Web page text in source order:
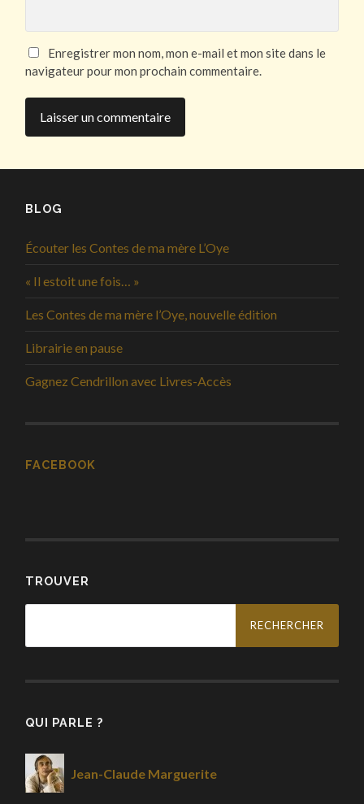
Enregistrer mon nom, mon e-mail et mon site dans le
navigateur pour mon prochain commentaire.
BLOG
Écouter les Contes de ma mère L’Oye
« Il estoit une fois… »
Les Contes de ma mère l’Oye, nouvelle édition
Librairie en pause
Gagnez Cendrillon avec Livres-Accès
FACEBOOK
TROUVER
Rechercher :
QUI PARLE ?
Jean-Claude Marguerite